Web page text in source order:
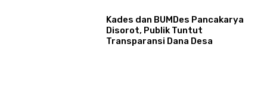
Kades dan BUMDes Pancakarya
Disorot, Publik Tuntut
Transparansi Dana Desa